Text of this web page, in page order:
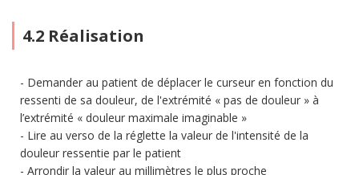
4.2 Réalisation
Demander au patient de déplacer le curseur en fonction du
ressenti de sa douleur, de l'extrémité « pas de douleur » à
l’extrémité « douleur maximale imaginable »
Lire au verso de la réglette la valeur de l'intensité de la
douleur ressentie par le patient
Arrondir la valeur au millimètres le plus proche